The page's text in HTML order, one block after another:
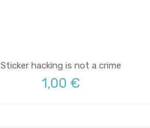
Sticker hacking is not a crime
1,00 €